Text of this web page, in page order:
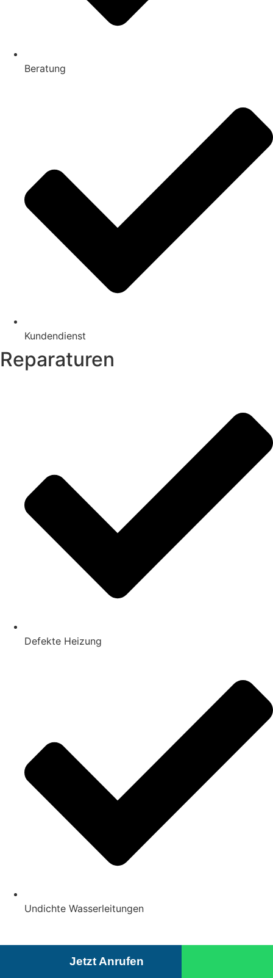
Beratung
Kundendienst
Reparaturen
Defekte Heizung
Undichte Wasserleitungen
Jetzt Anrufen